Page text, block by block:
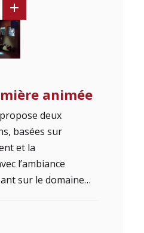
animée
deux
basées sur
et la
l’ambiance
sur le domaine…